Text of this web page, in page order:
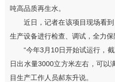
吨高品质再生水。
近日，记者在该项目现场看到
生产设备进行检查、调试，全力保
“今年3月10日开始试运行，截
日出水量3000立方米左右，可以
目生产工作人员郝东升说。